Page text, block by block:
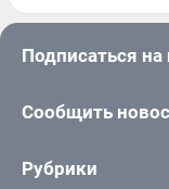
Подписаться на
Сообщить
Рубрики